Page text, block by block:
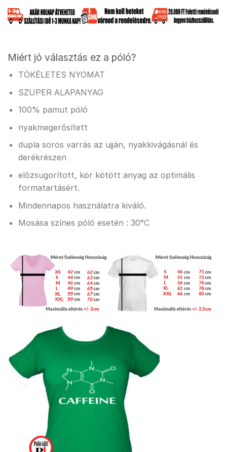
Miért jó választás ez a póló?
TÖKÉLETES NYOMAT
SZUPER ALAPANYAG
100% pamut póló
nyakmegerősített
dupla soros varrás az ujján, nyakkivágásnál és
derékrészen
előzsugorított, kör kötött anyag az optimális
formatartásért.
Mindennapos használatra kiváló.
Mosása színes póló esetén : 30°C